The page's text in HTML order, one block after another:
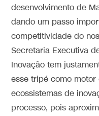
desenvolvimento de
dando um passo
competitividade do
Secretaria Executiva
Inovação tem
esse tripé como motor
ecossistemas de
processo, pois